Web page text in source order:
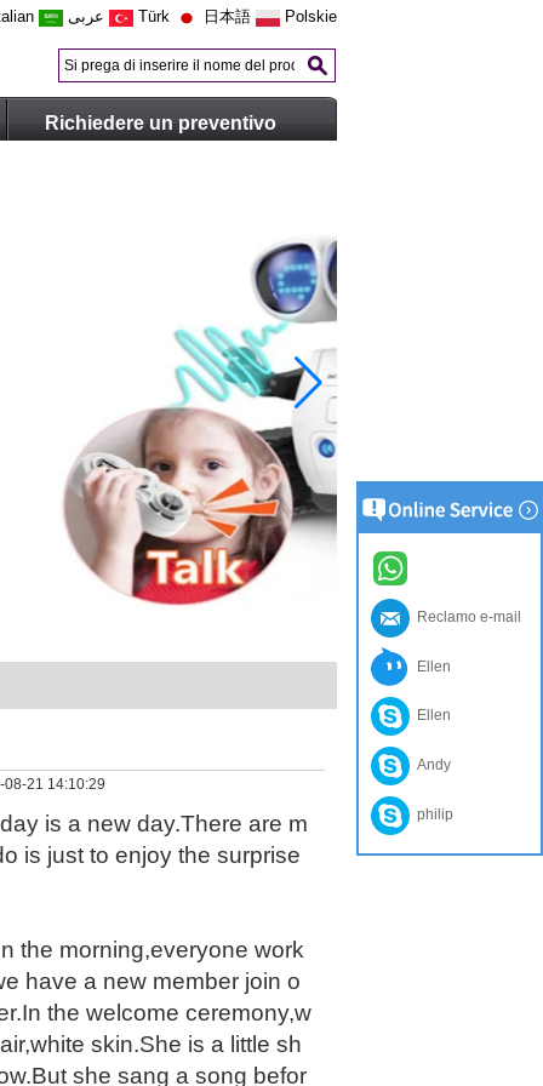
عربى Türk 日本語 Polskie
Richiedere un preventivo
08-21 14:10:29
is a new day.There are m
is just to enjoy the surprise
the morning,everyone work
have a new member join o
the welcome ceremony,w
skin.She is a little sh
she sang a song befor
Reclamo e-mail
Ellen
Ellen
Andy
philip